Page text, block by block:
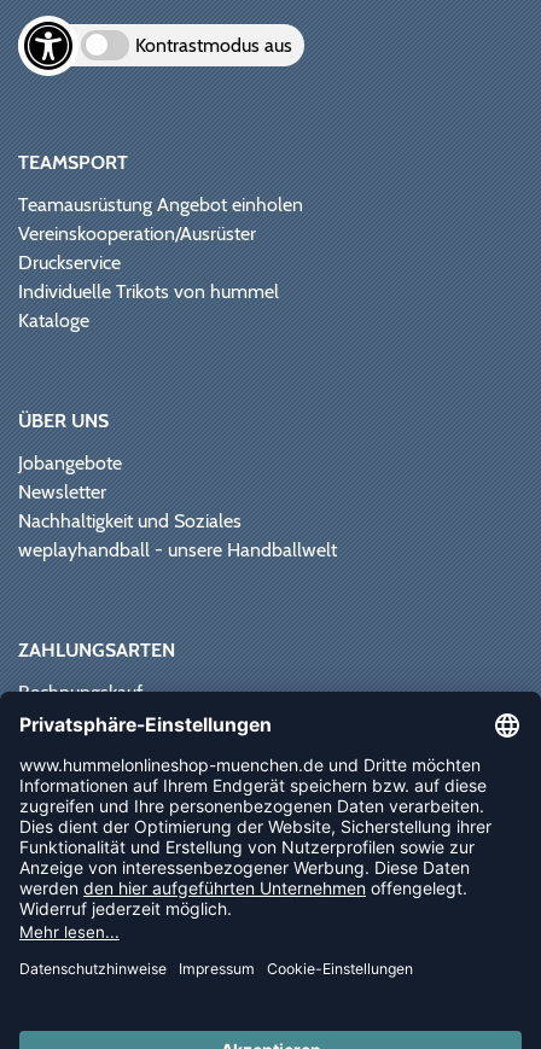
Kontrastmodus aus
TEAMSPORT
Teamausrüstung Angebot einholen
Vereinskooperation/Ausrüster
Druckservice
Individuelle Trikots von hummel
Kataloge
ÜBER UNS
Jobangebote
Newsletter
Nachhaltigkeit und Soziales
weplayhandball - unsere Handballwelt
ZAHLUNGSARTEN
Rechnungskauf
Paypal
Vorkasse
Sofortüberweisung
NEWSLETTER